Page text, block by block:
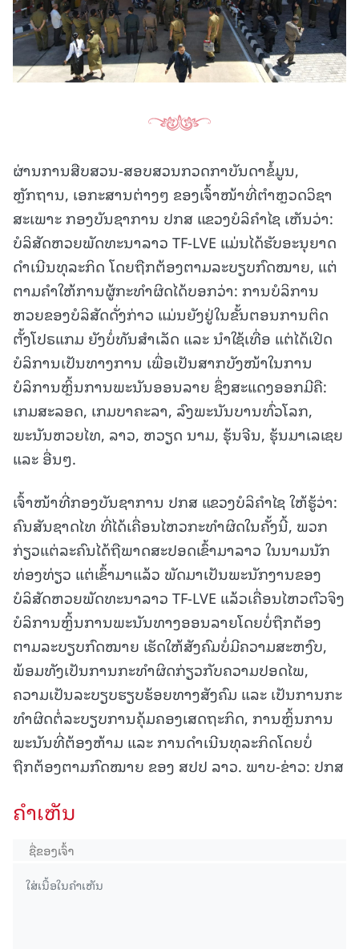
ຜ່ານການສືບສວນ-ສອບສວນກວດກາບັນດາຂໍ້ມູນ,
ຫຼັກຖານ, ເອກະສານຕ່າງໆ ຂອງເຈົ້າໜ້າທີ່ຕໍາຫຼວດວິຊາ
ສະເພາະ ກອງບັນຊາການ ປກສ ແຂວງບໍລິຄໍາໄຊ ເຫັນວ່າ:
ບໍລິສັດຫວຍພັດທະນາລາວ TF-LVE ແມ່ນໄດ້ຮັບອະນຸຍາດ
ດໍາເນີນທຸລະກິດ ໂດຍຖືກຕ້ອງຕາມລະບຽບກົດໝາຍ, ແຕ່
ຕາມຄໍາໃຫ້ການຜູ້ກະທໍາຜິດໄດ້ບອກວ່າ: ການບໍລິການ
ຫວຍຂອງບໍລິສັດດັ່ງກ່າວ ແມ່ນຍັງຢູ່ໃນຂັ້ນຕອນການຕິດ
ຕັ້ງໂປຣແກມ ຍັງບໍ່ທັນສໍາເລັດ ແລະ ນໍາໃຊ້ເທື່ອ ແຕ່ໄດ້ເປີດ
ບໍລິການເປັນທາງການ ເພື່ອເປັນສາກບັງໜ້າໃນການ
ບໍລິການຫຼິ້ນການພະນັນອອນລາຍ ຊຶ່ງສະແດງອອກມີຄື:
ເກມສະລອດ, ເກມບາຄະລາ, ລົງພະນັນບານທົ່ວໂລກ,
ພະນັນຫວຍໄທ, ລາວ, ຫວຽດ ນາມ, ຮຸ້ນຈີນ, ຮຸ້ນມາເລເຊຍ
ແລະ ອື່ນໆ.
ເຈົ້າໜ້າທີ່ກອງບັນຊາການ ປກສ ແຂວງບໍລິຄໍາໄຊ ໃຫ້ຮູ້ວ່າ:
ຄົນສັນຊາດໄທ ທີ່ໄດ້ເຄື່ອນໄຫວກະທຳຜິດໃນຄັ້ງນີ້, ພວກ
ກ່ຽວແຕ່ລະຄົນໄດ້ຖືພາດສະປອດເຂົ້າມາລາວ ໃນນາມນັກ
ທ່ອງທ່ຽວ ແຕ່ເຂົ້າມາແລ້ວ ພັດມາເປັນພະນັກງານຂອງ
ບໍລິສັດຫວຍພັດທະນາລາວ TF-LVE ແລ້ວເຄື່ອນໄຫວຕົວຈິງ
ບໍລິການຫຼິ້ນການພະນັນທາງອອນລາຍໂດຍບໍ່ຖືກຕ້ອງ
ຕາມລະບຽບກົດໝາຍ ເຮັດໃຫ້ສັງຄົມບໍ່ມີຄວາມສະຫງົບ,
ພ້ອມທັງເປັນການກະທໍາຜິດກ່ຽວກັບຄວາມປອດໄພ,
ຄວາມເປັນລະບຽບຮຽບຮ້ອຍທາງສັງຄົມ ແລະ ເປັນການກະ
ທໍາຜິດຕໍ່ລະບຽບການຄຸ້ມຄອງເສດຖະກິດ, ການຫຼິ້ນການ
ພະນັນທີ່ຕ້ອງຫ້າມ ແລະ ການດໍາເນີນທຸລະກິດໂດຍບໍ່
ຖືກຕ້ອງຕາມກົດໝາຍ ຂອງ ສປປ ລາວ. ພາບ-ຂ່າວ: ປກສ
ຄໍາເຫັນ